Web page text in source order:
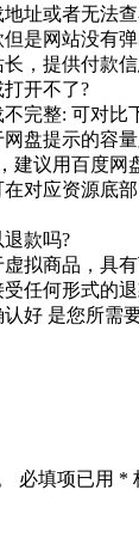
址或者无法
是网站没有
，提供付款
开不了?
完整: 可对比
盘提示的容
建议用百度网
对应资源底
款吗?
拟商品，具
任何形式的
好 是您所需
必填项已用 *